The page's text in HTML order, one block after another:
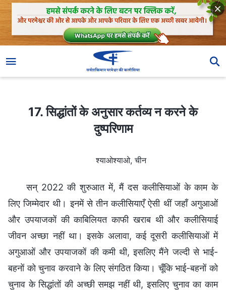
17. सिद्धांतों के अनुसार कर्तव्य न करने के दुष्परिणाम
17. सिद्धांतों के अनुसार कर्तव्य न करने के
दुष्परिणाम
श्याओश्याओ, चीन
सन् 2022 की शुरुआत में, मैं दस कलीसियाओं के काम के
लिए जिम्मेदार थी। इनमें से तीन कलीसियाएँ ऐसी थीं जहाँ अगुआओं
और उपयाजकों की काबिलियत काफी खराब थी और कलीसियाई
जीवन अच्छा नहीं था। इसके अलावा, कई दूसरी कलीसियाओं में
अगुआओं और उपयाजकों की कमी थी, इसलिए मैंने जल्दी से भाई-
बहनों को चुनाव करवाने के लिए संगठित किया। चूँकि भाई-बहनों को
चुनाव के सिद्धांतों की अच्छी समझ नहीं थी, इसलिए चुनाव का काम